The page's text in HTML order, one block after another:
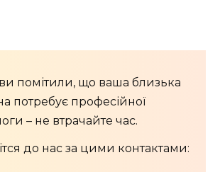
помітили, що ваша близька
потребує професійної
– не втрачайте час.
до нас за цими контактами: